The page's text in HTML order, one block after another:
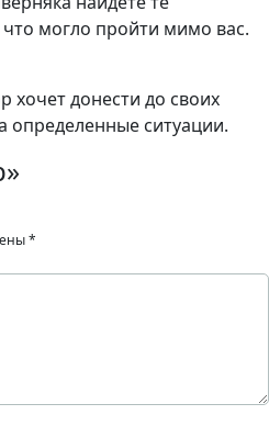
могло пройти мимо вас.
хочет донести до своих
определенные ситуации.
*